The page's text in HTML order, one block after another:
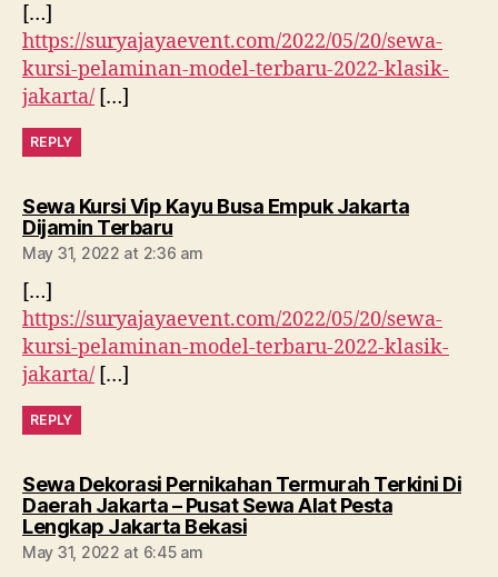
[…]
https://suryajayaevent.com/2022/05/20/sewa-
kursi-pelaminan-model-terbaru-2022-klasik-
jakarta/ […]
REPLY
Sewa Kursi Vip Kayu Busa Empuk Jakarta
Dijamin Terbarusays:
May 31, 2022 at 2:36 am
[…]
https://suryajayaevent.com/2022/05/20/sewa-
kursi-pelaminan-model-terbaru-2022-klasik-
jakarta/ […]
REPLY
Sewa Dekorasi Pernikahan Termurah Terkini Di
Daerah Jakarta – Pusat Sewa Alat Pesta
Lengkap Jakarta Bekasisays:
May 31, 2022 at 6:45 am